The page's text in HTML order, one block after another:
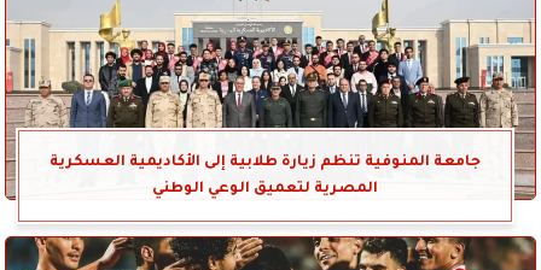
جامعة المنوفية تنظم زيارة طلابية إلى الأكاديمية العسكرية
المصرية لتعميق الوعي الوطني